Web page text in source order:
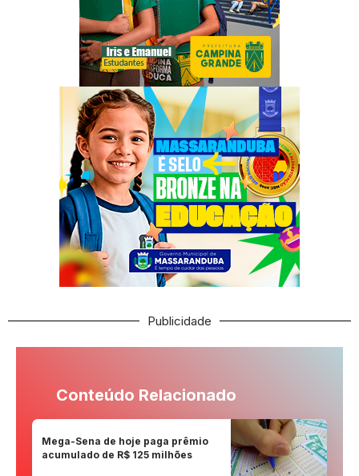
Publicidade
Conteúdo Relacionado
Mega-Sena de hoje paga prêmio
acumulado de R$ 125 milhões